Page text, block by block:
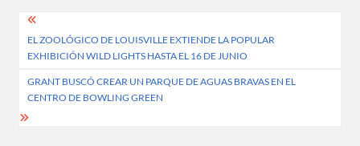
Post
navigation
EL ZOOLÓGICO DE LOUISVILLE EXTIENDE LA POPULAR
EXHIBICIÓN WILD LIGHTS HASTA EL 16 DE JUNIO
GRANT BUSCÓ CREAR UN PARQUE DE AGUAS BRAVAS EN EL
CENTRO DE BOWLING GREEN